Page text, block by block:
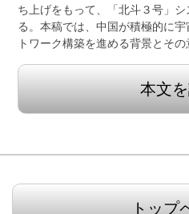
ち上げをもって、「北斗３号」
る。本稿では、中国が積極的に
トワーク構築を進める背景とその
本文
トップ